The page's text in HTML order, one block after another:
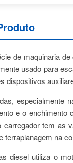
de maquinaria
usado para
dispositivos
especialmente
e o
tem as
terraplanagem na
diesel utiliza o